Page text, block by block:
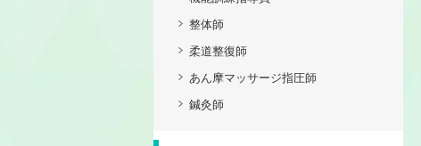
整体師
柔道整復師
あん摩マッサージ指圧師
鍼灸師